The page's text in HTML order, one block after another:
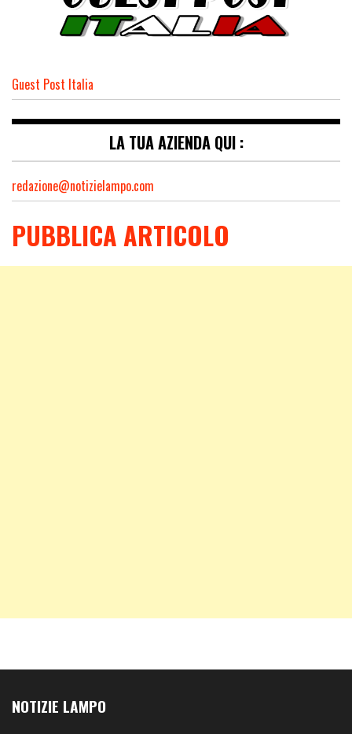
Guest Post Italia
LA TUA AZIENDA QUI :
redazione@notizielampo.com
PUBBLICA ARTICOLO
NOTIZIE LAMPO